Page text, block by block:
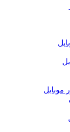
موبایل